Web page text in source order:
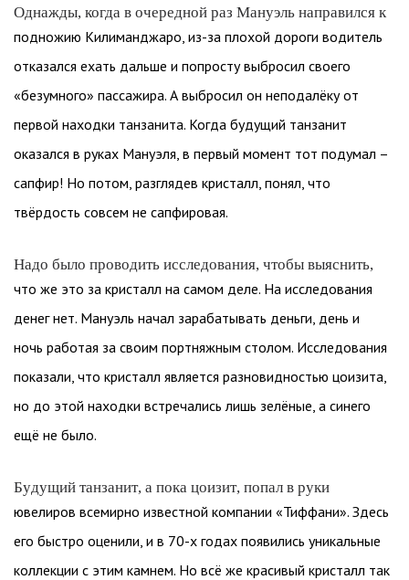
Однажды, когда в очередной раз Мануэль направился к
подножию Килиманджаро, из-за плохой дороги водитель
отказался ехать дальше и попросту выбросил своего
«безумного» пассажира. А выбросил он неподалёку от
первой находки танзанита. Когда будущий танзанит
оказался в руках Мануэля, в первый момент тот подумал –
сапфир! Но потом, разглядев кристалл, понял, что
твёрдость совсем не сапфировая.
Надо было проводить исследования, чтобы выяснить,
что же это за кристалл на самом деле. На исследования
денег нет. Мануэль начал зарабатывать деньги, день и
ночь работая за своим портняжным столом. Исследования
показали, что кристалл является разновидностью цоизита,
но до этой находки встречались лишь зелёные, а синего
ещё не было.
Будущий танзанит, а пока цоизит, попал в руки
ювелиров всемирно известной компании «Тиффани». Здесь
его быстро оценили, и в 70-х годах появились уникальные
коллекции с этим камнем. Но всё же красивый кристалл так